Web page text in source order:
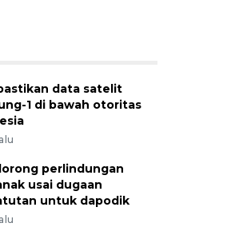
data satelit
1 di bawah otoritas
perlindungan
usai dugaan
untuk dapodik